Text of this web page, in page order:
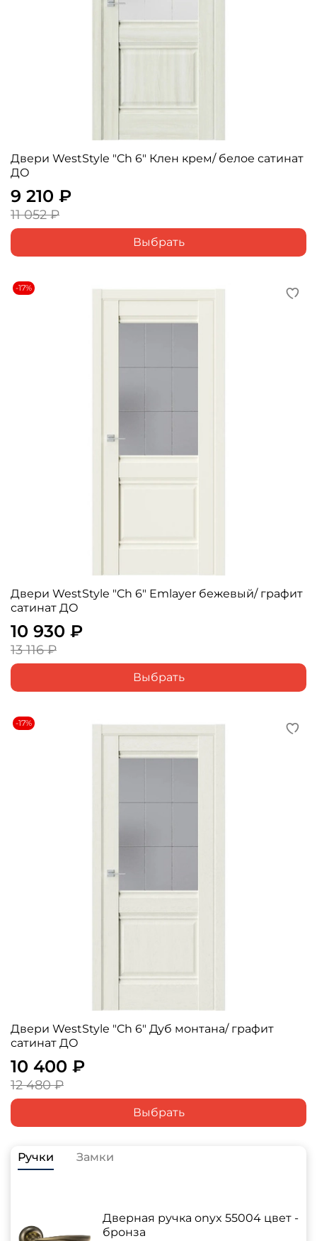
Двери WestStyle "Ch 6" Клен крем/ белое сатинат
ДО
9 210 ₽
11 052 ₽
Выбрать
-17%
Двери WestStyle "Ch 6" Emlayer бежевый/ графит
сатинат ДО
10 930 ₽
13 116 ₽
Выбрать
-17%
Двери WestStyle "Ch 6" Дуб монтана/ графит
сатинат ДО
10 400 ₽
12 480 ₽
Выбрать
Ручки Замки
Дверная ручка onyx 55004 цвет -
бронза